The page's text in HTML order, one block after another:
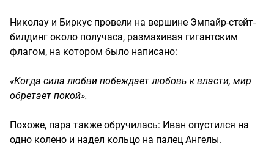
Николау и Биркус провели на вершине Эмпайр-стейт-
билдинг около получаса, размахивая гигантским
флагом, на котором было написано:
«Когда сила любви побеждает любовь к власти, мир
обретает покой».
Похоже, пара также обручилась: Иван опустился на
одно колено и надел кольцо на палец Ангелы.